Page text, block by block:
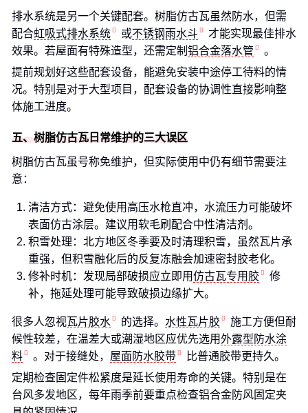
排水系统是另一个关键配套。树脂仿古瓦虽然防水，但需
配合虹吸式排水系统 或不锈钢雨水斗
才能实现最佳排水
效果。若屋面有特殊造型，还需定制 铝合金落水管
。
提前规划好这些配套设备，能避免安装中途停工待料的情
况。特别是对于大型项目，配套设备的协调性直接影响整
体施工进度。
五、树脂仿古瓦日常维护的三大误区
树脂仿古瓦虽号称免维护，但实际使用中仍有细节需要注
意：
清洁方式：避免使用高压水枪直冲，水流压力可能破坏
表面仿古涂层。建议用软毛刷配合中性清洁剂。
积雪处理：北方地区冬季要及时清理积雪，虽然瓦片承
重强，但积雪融化后的反复冻融会加速密封胶老化。
修补时机：发现局部破损应立即用仿古瓦专用胶
修
补，拖延处理可能导致破损边缘扩大。
很多人忽视瓦片胶水 的选择。 水性瓦片胶
施工方便但耐
候性较差，在温差大或潮湿地区应优先选用外露型防水涂
料
。对于接缝处， 屋面防水胶带
比普通胶带更持久。
定期检查固定件松紧度是延长使用寿命的关键。特别是在
台风多发地区，每年雨季前要重点检查铝合金防风固定夹